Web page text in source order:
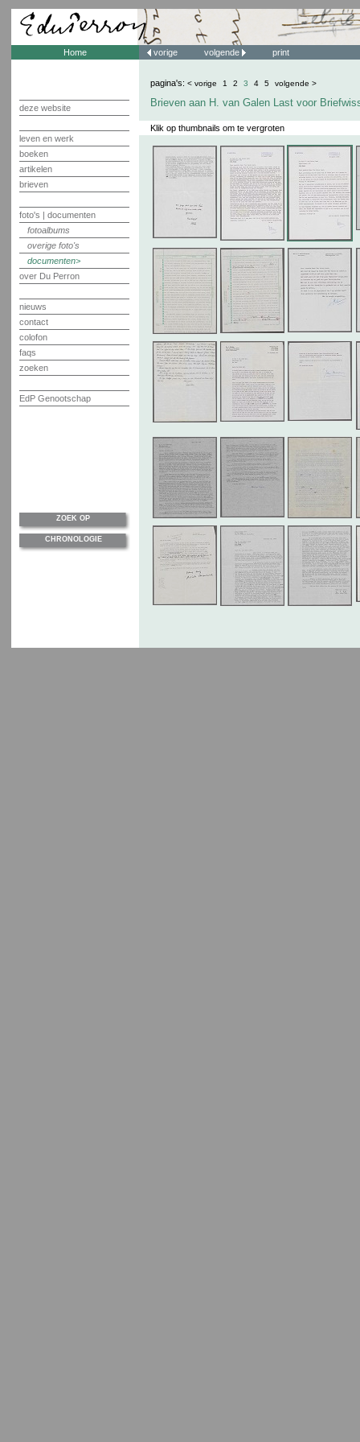
Home
deze website
leven en werk
boeken
artikelen
brieven
foto's | documenten
fotoalbums
overige foto's
documenten
over Du Perron
nieuws
contact
colofon
faqs
zoeken
EdP Genootschap
vorige volgende print
pagina's: < vorige 1 2 3 4 5 volgende >
Brieven aan H. van Galen Last voor
Klik op thumbnails om te vergroten
ZOEK OP
CHRONOLOGIE